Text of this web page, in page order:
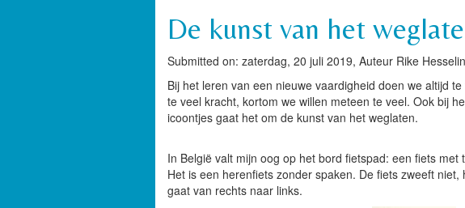
De kunst van het
Submitted on: zaterdag, 20 juli 2019, Auteur Rike
Bij het leren van een nieuwe vaardigheid doen we altijd
te veel kracht, kortom we willen meteen te veel. Ook bij
icoontjes gaat het om de kunst van het weglaten.
In België valt mijn oog op het bord fietspad: een fiets
Het is een herenfiets zonder spaken. De fiets zweeft
gaat van rechts naar links.